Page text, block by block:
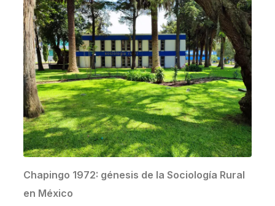
Chapingo 1972: génesis de la Sociología Rural
en México